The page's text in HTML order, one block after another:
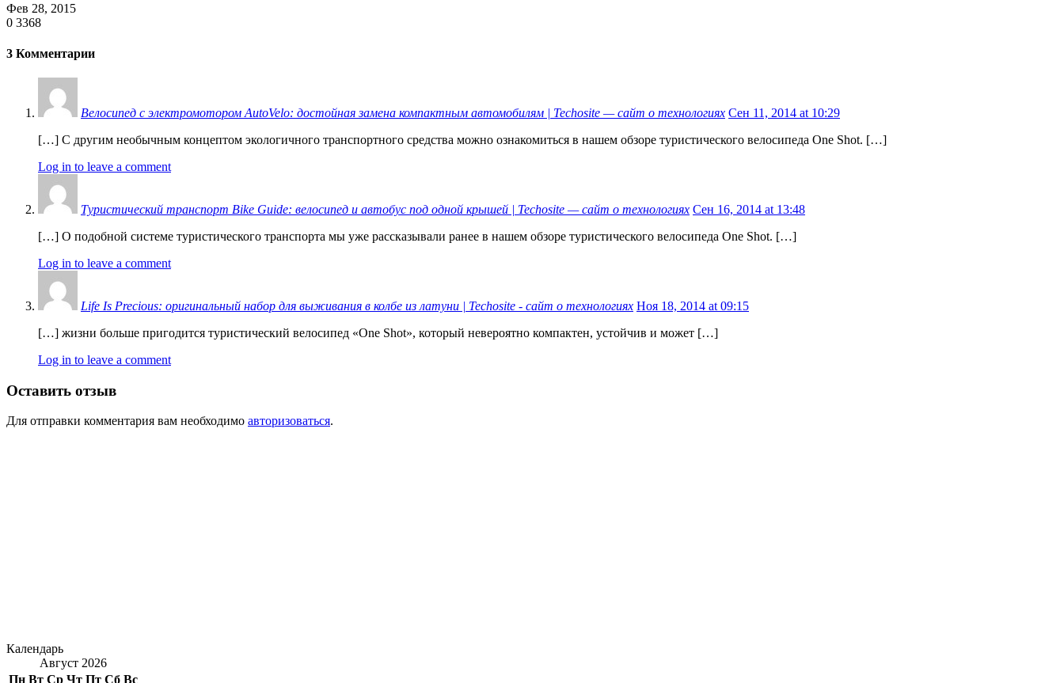
Фев 28, 2015
0 3368
3 Комментарии
Велосипед с электромотором AutoVelo: достойная замена компактным автомобилям | Techosite — сайт о технологиях Сен 11, 2014 at 10:29
[…] С другим необычным концептом экологичного транспортного средства можно ознакомиться в нашем обзоре туристического велосипеда One Shot. […]
Log in to leave a comment
Туристический транспорт Bike Guide: велосипед и автобус под одной крышей | Techosite — сайт о технологиях Сен 16, 2014 at 13:48
[…] О подобной системе туристического транспорта мы уже рассказывали ранее в нашем обзоре туристического велосипеда One Shot. […]
Log in to leave a comment
Life Is Precious: оригинальный набор для выживания в колбе из латуни | Techosite - сайт о технологиях Ноя 18, 2014 at 09:15
[…] жизни больше пригодится туристический велосипед «One Shot», который невероятно компактен, устойчив и может […]
Log in to leave a comment
Оставить отзыв
Для отправки комментария вам необходимо авторизоваться.
Календарь
Август 2026
Пн Вт Ср Чт Пт Сб Вс